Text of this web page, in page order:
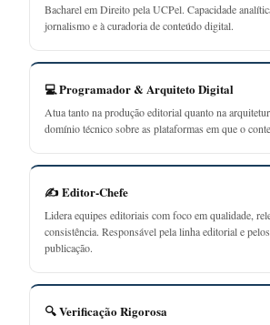
Bacharel em Direito pela UCPel. Capacidade
jornalismo e à curadoria de conteúdo digital.
💻 Programador & Arquiteto Digital
Atua tanto na produção editorial quanto na
domínio técnico sobre as plataformas em que o
✍️ Editor-Chefe
Lidera equipes editoriais com foco em qualidade,
consistência. Responsável pela linha editorial e
publicação.
🔍 Verificação Rigorosa